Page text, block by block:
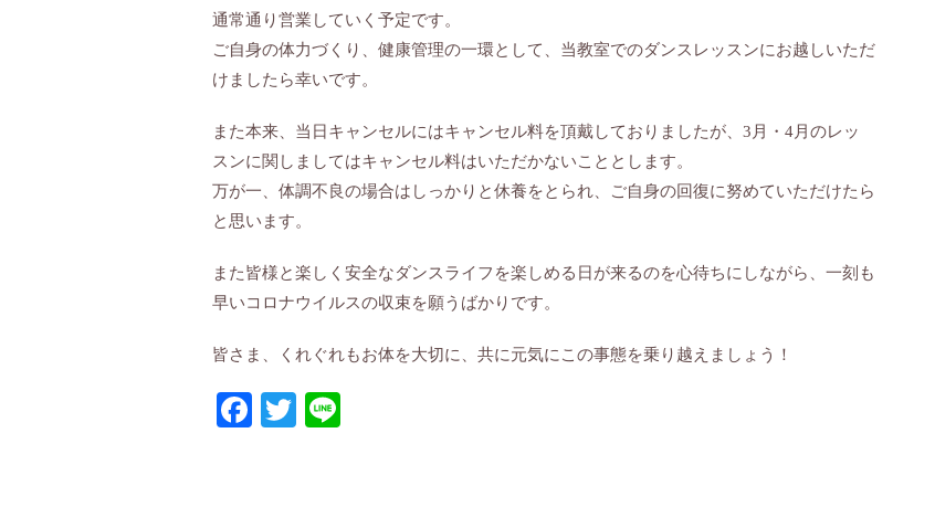
通常通り営業していく予定です。
ご自身の体力づくり、健康管理の一環として、当教室でのダンスレッスンにお越しいただ
けましたら幸いです。
また本来、当日キャンセルにはキャンセル料を頂戴しておりましたが、3月・4月のレッ
スンに関しましてはキャンセル料はいただかないこととします。
万が一、体調不良の場合はしっかりと休養をとられ、ご自身の回復に努めていただけたら
と思います。
また皆様と楽しく安全なダンスライフを楽しめる日が来るのを心待ちにしながら、一刻も
早いコロナウイルスの収束を願うばかりです。
皆さま、くれぐれもお体を大切に、共に元気にこの事態を乗り越えましょう！
Facebook
Twitter